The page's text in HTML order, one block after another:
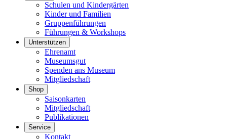
Schulen und Kindergärten
Kinder und Familien
Gruppenführungen
Führungen & Workshops
Unterstützen
Ehrenamt
Museumsgut
Spenden ans Museum
Mitgliedschaft
Shop
Saisonkarten
Mitgliedschaft
Publikationen
Service
Kontakt